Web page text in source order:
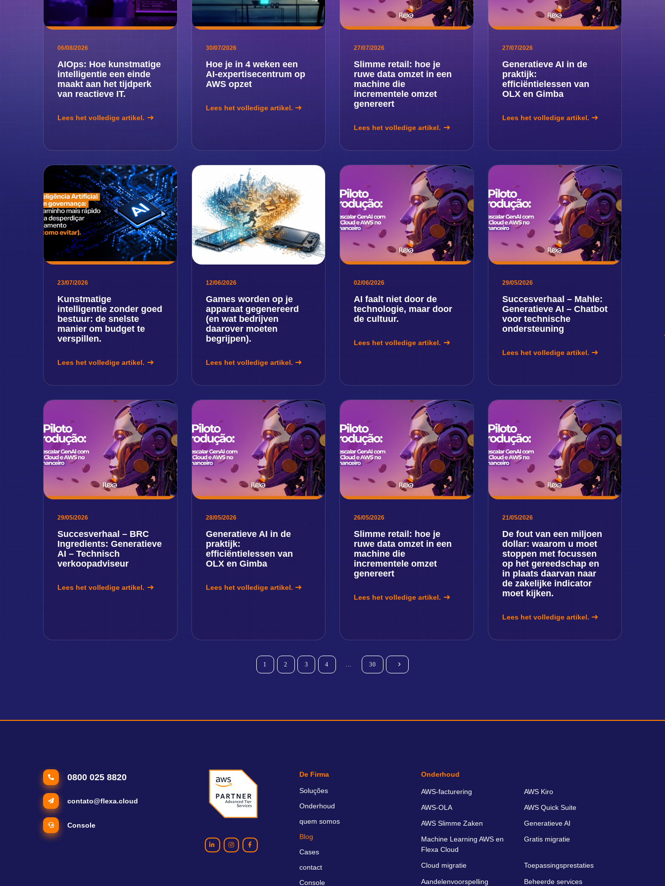
06/08/2026
AIOps: Hoe kunstmatige
intelligentie een einde
maakt aan het tijdperk
van reactieve IT.
Lees het volledige artikel.
30/07/2026
Hoe je in 4 weken een
AI-expertisecentrum op
AWS opzet
Lees het volledige artikel.
27/07/2026
Slimme retail: hoe je
ruwe data omzet in een
machine die
incrementele omzet
genereert
Lees het volledige artikel.
27/07/2026
Generatieve AI in de
praktijk:
efficiëntielessen van
OLX en Gimba
Lees het volledige artikel.
23/07/2026
Kunstmatige
intelligentie zonder goed
bestuur: de snelste
manier om budget te
verspillen.
Lees het volledige artikel.
12/06/2026
Games worden op je
apparaat gegenereerd
(en wat bedrijven
daarover moeten
begrijpen).
Lees het volledige artikel.
02/06/2026
AI faalt niet door de
technologie, maar door
de cultuur.
Lees het volledige artikel.
29/05/2026
Succesverhaal – Mahle:
Generatieve AI – Chatbot
voor technische
ondersteuning
Lees het volledige artikel.
29/05/2026
Succesverhaal – BRC
Ingredients: Generatieve
AI – Technisch
verkoopadviseur
Lees het volledige artikel.
28/05/2026
Generatieve AI in de
praktijk:
efficiëntielessen van
OLX en Gimba
Lees het volledige artikel.
26/05/2026
Slimme retail: hoe je
ruwe data omzet in een
machine die
incrementele omzet
genereert
Lees het volledige artikel.
21/05/2026
De fout van een miljoen
dollar: waarom u moet
stoppen met focussen
op het gereedschap en
in plaats daarvan naar
de zakelijke indicator
moet kijken.
Lees het volledige artikel.
1 2 3 4 ... 30
0800 025 8820
contato@flexa.cloud
Console
De Firma
Soluções
Onderhoud
quem somos
Blog
Cases
contact
Console
Onderhoud
AWS-facturering AWS Kiro
AWS-OLA AWS Quick Suite
AWS Slimme Zaken Generatieve AI
Machine Learning AWS en
Flexa Cloud
Gratis migratie
Cloud migratie Toepassingsprestaties
Aandelenvoorspelling Beheerde services